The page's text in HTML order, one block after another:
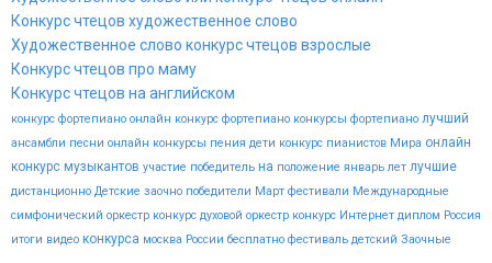
Конкурс чтецов художественное слово
Художественное слово конкурс чтецов взрослые
Конкурс чтецов про маму
Конкурс чтецов на английском
конкурс фортепиано онлайн конкурс фортепиано конкурсы фортепиано лучший
ансамбли песни онлайн конкурсы пения дети конкурс пианистов Мира онлайн
конкурс музыкантов участие победитель на положение январь лет лучшие
дистанционно Детские заочно победители Март фестивали Международные
симфонический оркестр конкурс духовой оркестр конкурс Интернет диплом Россия
итоги видео конкурса москва России бесплатно фестиваль детский Заочные